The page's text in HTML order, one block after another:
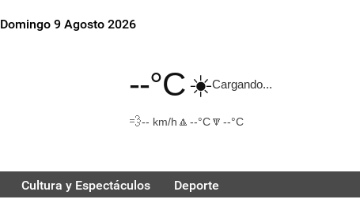
Domingo 9 Agosto 2026
--°C☀️Cargando...
💨-- km/h 🔼 --°C🔽 --°C
Cultura y Espectáculos Deporte